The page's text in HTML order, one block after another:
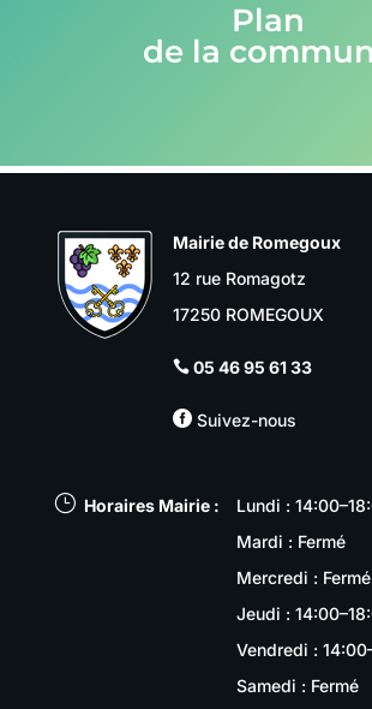
Plan
de la
Mairie de Romegoux
12 rue Romagotz
17250 ROMEGOUX
 05 46 95 61 33
Suivez-nous
} Horaires Mairie :
Lundi :
Mardi : Fermé
Mercredi : Fermé
Jeudi :
Vendredi :
Samedi : Fermé